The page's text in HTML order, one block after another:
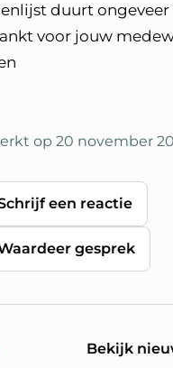
duurt ongeveer
voor jouw
op 20 november
een reactie
gesprek
Bekijk